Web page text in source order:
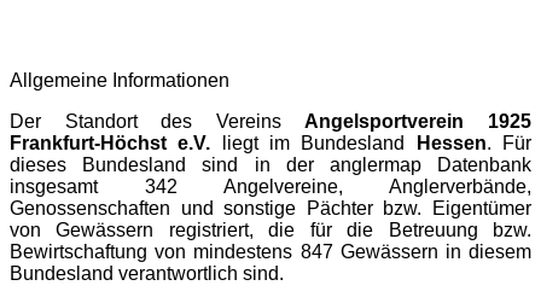
Allgemeine Informationen
Der Standort des VereinsAngelsportverein 1925
Frankfurt-Höchst e.V. liegt im Bundesland Hessen. Für
dieses Bundesland sind in der anglermapDatenbank
insgesamt 342 Angelvereine, Anglerverbände,
Genossenschaften und sonstige Pächter bzw. Eigentümer
von Gewässern registriert, die für die Betreuung bzw.
Bewirtschaftung von mindestens 847 Gewässern in diesem
Bundesland verantwortlich sind.